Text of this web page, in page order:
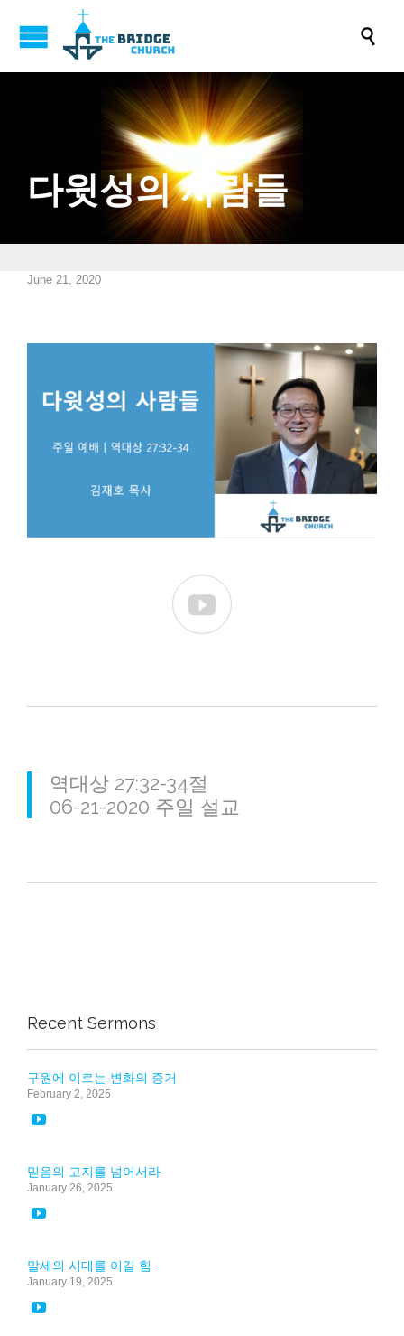

다윗성의 사람들
June 21, 2020

역대상 27:32-34절
06-21-2020 주일 설교
Recent Sermons
구원에 이르는 변화의 증거
February 2, 2025

믿음의 고지를 넘어서라
January 26, 2025

말세의 시대를 이길 힘
January 19, 2025
